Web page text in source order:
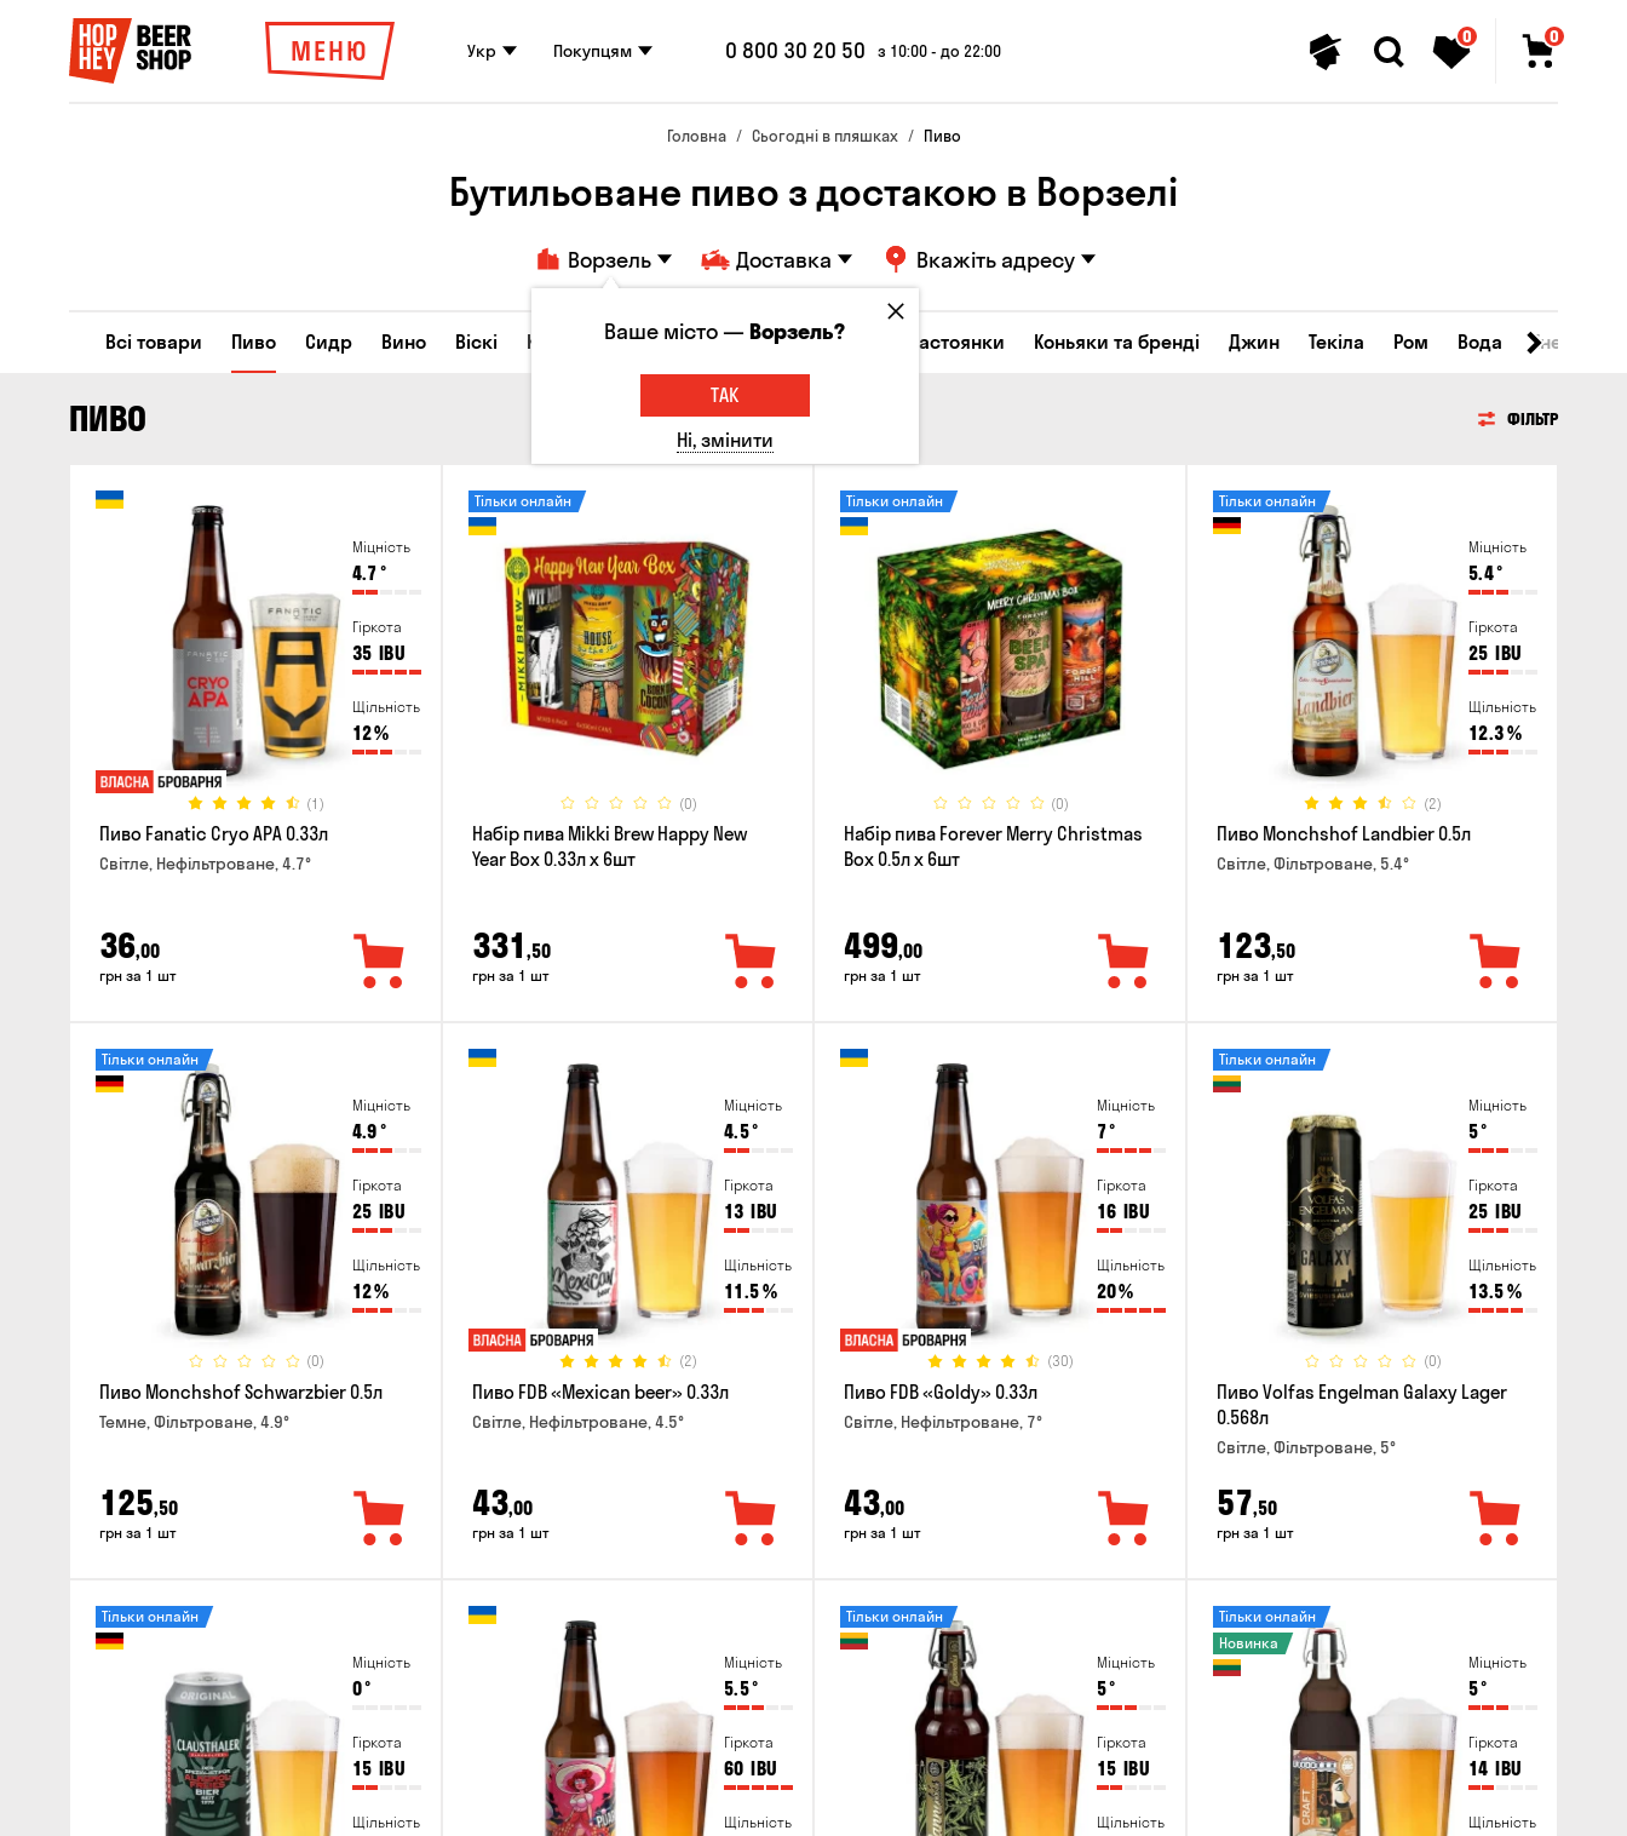
МЕНЮ Укр Покупцям 0 800 30 20 50 з 10:00 - до 22:00
0 0
Головна Сьогодні в пляшках Пиво
Бутильоване пиво з достакою в Ворзелі
Ворзель Доставка Вкажіть адресу
Всі товари Пиво Сидр Вино Віскі Коктейлі Горілка Соджу Лікери та настоянки Коньяки та бренді Джин Текіла Ром Вода
ПИВО ФІЛЬТР
Міцність
4.7°
Гіркота
35 IBU
Щільність
12%
(1)
Пиво Fanatic Cryo APA 0.33л
Світле, Нефільтроване, 4.7°
36,00
грн за 1 шт
(0)
Тільки онлайн
Набір пива Mikki Brew Happy New
Year Box 0.33л x 6шт
331 ,50
грн за 1 шт
(0)
Тільки онлайн
Набір пива Forever Merry Christmas
Box 0.5л x 6шт
499,00
грн за 1 шт
Міцність
5.4°
Гіркота
25 IBU
Щільність
12.3%
(2)
Тільки онлайн
Пиво Monchshof Landbier 0.5л
Світле, Фільтроване, 5.4°
123,50
грн за 1 шт
Міцність
4.9°
Гіркота
25 IBU
Щільність
12%
(0)
Тільки онлайн
Пиво Monchshof Schwarzbier 0.5л
Темне, Фільтроване, 4.9°
125,50
грн за 1 шт
Міцність
4.5°
Гіркота
13 IBU
Щільність
11.5%
(2)
Пиво FDB «Mexican beer» 0.33л
Світле, Нефільтроване, 4.5°
43,00
грн за 1 шт
Міцність
7°
Гіркота
16 IBU
Щільність
20%
(30)
Пиво FDB «Goldy» 0.33л
Світле, Нефільтроване, 7°
43,00
грн за 1 шт
Міцність
5°
Гіркота
25 IBU
Щільність
13.5%
(0)
Тільки онлайн
Пиво Volfas Engelman Galaxy Lager
0.568л
Світле, Фільтроване, 5°
57,50
грн за 1 шт
Міцність
0°
Гіркота
15 IBU
Щільність
Тільки онлайн
Міцність
5.5°
Гіркота
60 IBU
Щільність
Міцність
5°
Гіркота
15 IBU
Щільність
Тільки онлайн
Міцність
5°
Гіркота
14 IBU
Щільність
Тільки онлайн
Новинка
Ваше місто —Ворзель?
ТАК
Ні, змінити